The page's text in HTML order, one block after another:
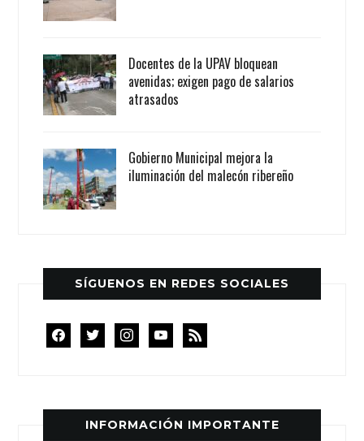
Docentes de la UPAV bloquean
avenidas; exigen pago de salarios
atrasados
Gobierno Municipal mejora la
iluminación del malecón ribereño
SÍGUENOS EN REDES SOCIALES
facebooktwitterinstagramyoutube
rss
INFORMACIÓN IMPORTANTE